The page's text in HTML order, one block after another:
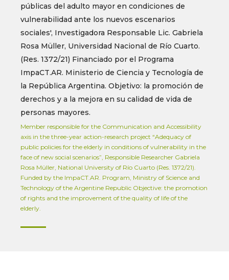
públicas del adulto mayor en condiciones de
vulnerabilidad ante los nuevos escenarios
sociales', Investigadora Responsable Lic. Gabriela
Rosa Müller, Universidad Nacional de Río Cuarto.
(Res. 1372/21) Financiado por el Programa
ImpaCT.AR. Ministerio de Ciencia y Tecnología de
la República Argentina. Objetivo: la promoción de
derechos y a la mejora en su calidad de vida de
personas mayores.
Member responsible for the Communication and Accessibility
axis in the three-year action-research project “Adequacy of
public policies for the elderly in conditions of vulnerability in the
face of new social scenarios”, Responsible Researcher Gabriela
Rosa Müller, National University of Río Cuarto (Res. 1372/21).
Funded by the ImpaCT.AR. Program, Ministry of Science and
Technology of the Argentine Republic Objective: the promotion
of rights and the improvement of the quality of life of the
elderly.